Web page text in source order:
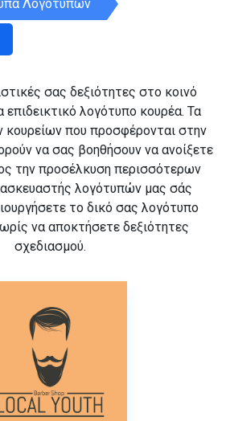
Λογότυπων
σας δεξιότητες στο κοινό
επιδεικτικό λογότυπο κουρέα. Τα
κουρείων που προσφέρονται στην
να σας βοηθήσουν να ανοίξετε
την προσέλκυση περισσότερων
λογότυπών μας σάς
το δικό σας λογότυπο
να αποκτήσετε δεξιότητες
σχεδιασμού.